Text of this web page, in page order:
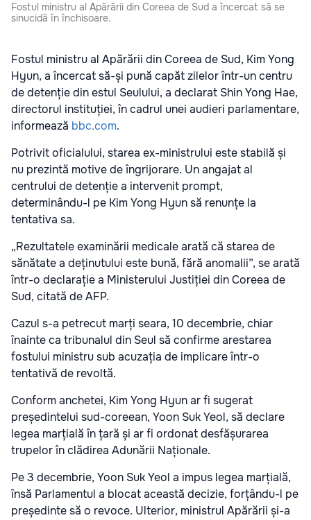
Fostul ministru al Apărării din Coreea de Sud a încercat să se
sinucidă în închisoare.
Fostul ministru al Apărării din Coreea de Sud, Kim Yong
Hyun, a încercat să-și pună capăt zilelor într-un centru
de detenție din estul Seulului, a declarat Shin Yong Hae,
directorul instituției, în cadrul unei audieri parlamentare,
informează bbc.com.
Potrivit oficialului, starea ex-ministrului este stabilă și
nu prezintă motive de îngrijorare. Un angajat al
centrului de detenție a intervenit prompt,
determinându-l pe Kim Yong Hyun să renunțe la
tentativa sa.
„Rezultatele examinării medicale arată că starea de
sănătate a deținutului este bună, fără anomalii”, se arată
într-o declarație a Ministerului Justiției din Coreea de
Sud, citată de AFP.
Cazul s-a petrecut marți seara, 10 decembrie, chiar
înainte ca tribunalul din Seul să confirme arestarea
fostului ministru sub acuzația de implicare într-o
tentativă de revoltă.
Conform anchetei, Kim Yong Hyun ar fi sugerat
președintelui sud-coreean, Yoon Suk Yeol, să declare
legea marțială în țară și ar fi ordonat desfășurarea
trupelor în clădirea Adunării Naționale.
Pe 3 decembrie, Yoon Suk Yeol a impus legea marțială,
însă Parlamentul a blocat această decizie, forțându-l pe
președinte să o revoce. Ulterior, ministrul Apărării și-a